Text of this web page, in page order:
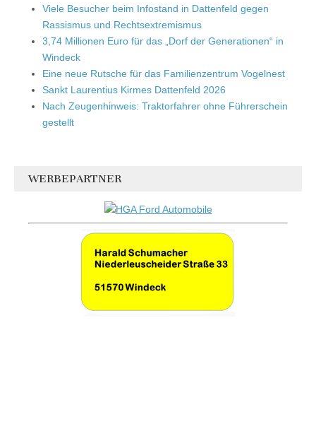
Viele Besucher beim Infostand in Dattenfeld gegen
Rassismus und Rechtsextremismus
3,74 Millionen Euro für das „Dorf der Generationen“ in
Windeck
Eine neue Rutsche für das Familienzentrum Vogelnest
Sankt Laurentius Kirmes Dattenfeld 2026
Nach Zeugenhinweis: Traktorfahrer ohne Führerschein
gestellt
WERBEPARTNER